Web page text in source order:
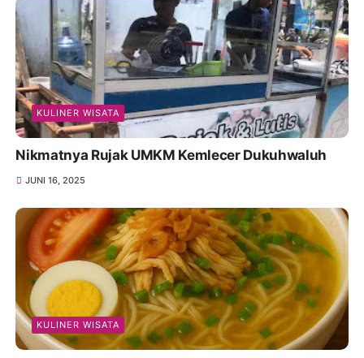
KULINER WISATA
Nikmatnya Rujak UMKM Kemlecer Dukuhwaluh
JUNI 16, 2025
KULINER WISATA